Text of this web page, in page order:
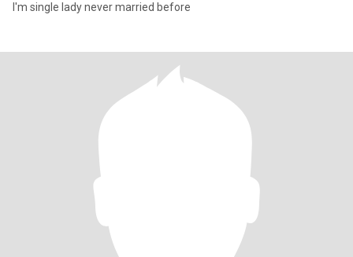
I'm single lady never married before